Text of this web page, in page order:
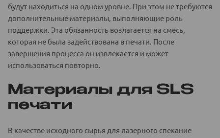
будут находиться на одном уровне. При этом не требуются
дополнительные материалы, выполняющие роль
поддержки. Эта обязанность возлагается на смесь,
которая не была задействована в печати. После
завершения процесса он извлекается и может
использоваться повторно.
Материалы для SLS
печати
В качестве исходного сырья для лазерного спекание